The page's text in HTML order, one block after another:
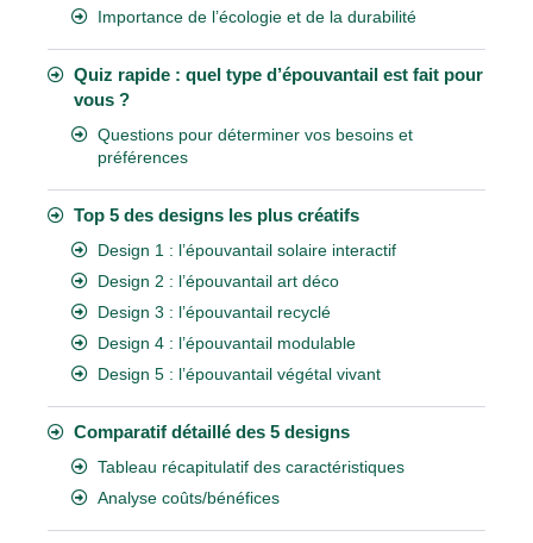
Importance de l’écologie et de la durabilité
Quiz rapide : quel type d’épouvantail est fait pour
vous ?
Questions pour déterminer vos besoins et
préférences
Top 5 des designs les plus créatifs
Design 1 : l’épouvantail solaire interactif
Design 2 : l’épouvantail art déco
Design 3 : l’épouvantail recyclé
Design 4 : l’épouvantail modulable
Design 5 : l’épouvantail végétal vivant
Comparatif détaillé des 5 designs
Tableau récapitulatif des caractéristiques
Analyse coûts/bénéfices